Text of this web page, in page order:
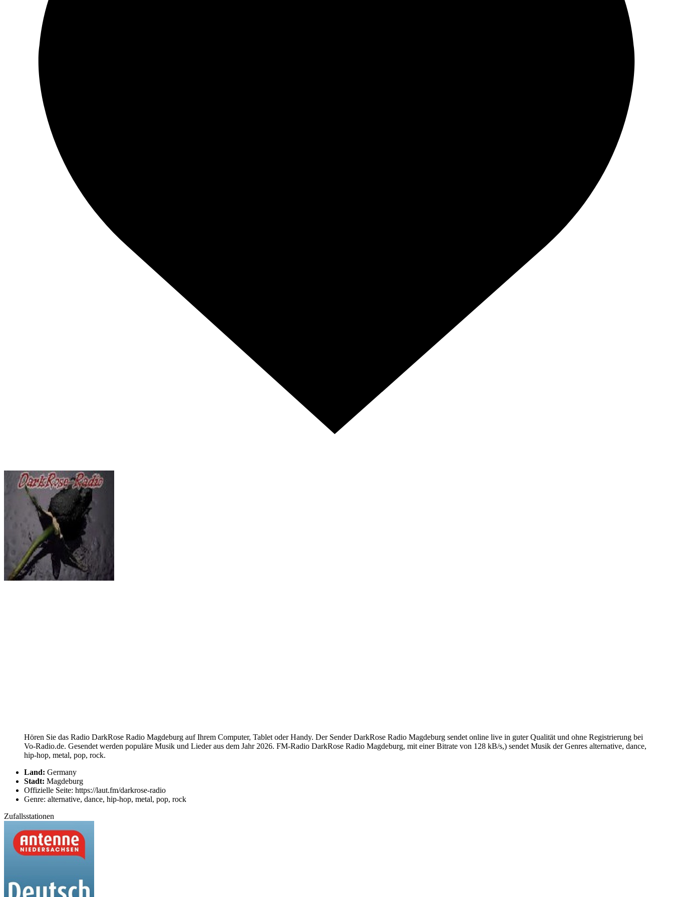
Hören Sie das Radio DarkRose Radio Magdeburg auf Ihrem Computer, Tablet oder Handy. Der Sender DarkRose Radio Magdeburg sendet online live in guter Qualität und ohne Registrierung bei
Vo-Radio.de. Gesendet werden populäre Musik und Lieder aus dem Jahr 2026. FM-Radio DarkRose Radio Magdeburg, mit einer Bitrate von 128 kB/s,) sendet Musik der Genres alternative, dance,
hip-hop, metal, pop, rock.
Land: Germany
Stadt: Magdeburg
Offizielle Seite: https://laut.fm/darkrose-radio
Genre: alternative, dance, hip-hop, metal, pop, rock
Zufallsstationen